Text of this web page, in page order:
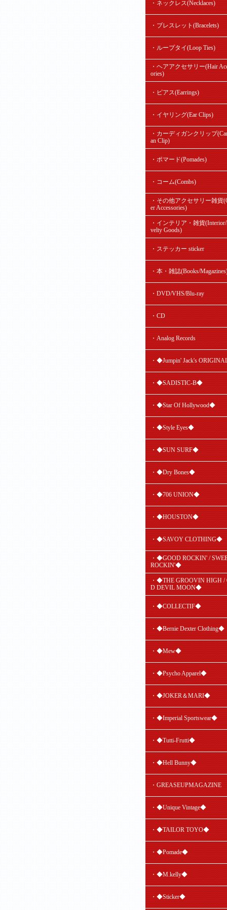
・ネックレス(Necklaces)
・ブレスレット(Bracelets)
・ループタイ(Loop Ties)
・ヘアアクセサリー(Hair
ories)
・ピアス(Earrings)
・イヤリング(Ear Clips)
・カーディガンクリップ
an Clip)
・ポマード(Pomades)
・コーム(Combs)
・その他アクセサリー雑貨
er Accessories)
・インテリア・雑貨
velty Goods)
・ステッカー sticker
・本・雑誌(Books/
・DVD/VHS/Blu-ray
・CD
・Analog Records
・◆Jumpin' Jack's
・◆SADISTIC-B◆
・◆Star Of Hollywood◆
・◆Style Eyes◆
・◆SUN SURF◆
・◆Dry Bones◆
・◆706 UNION◆
・◆HOUSTON◆
・◆SAVOY CLOTHING◆
・◆GOOD ROCKIN' /
ROCKIN'◆
・◆THE GROOVIN HIGH /
D DEVIL MOON◆
・◆COLLECTIF◆
・◆Bernie Dexter Clothing◆
・◆Mew◆
・◆Psycho Apparel◆
・◆JOKER＆MARI◆
・◆Imperial Sportswear◆
・◆Tutti-Frutti◆
・◆Hell Bunny◆
・GREASEUPMAGAZINE
・◆Unique Vintage◆
・◆TAILOR TOYO◆
・◆Pomade◆
・◆M.kelly◆
・◆Sticker◆